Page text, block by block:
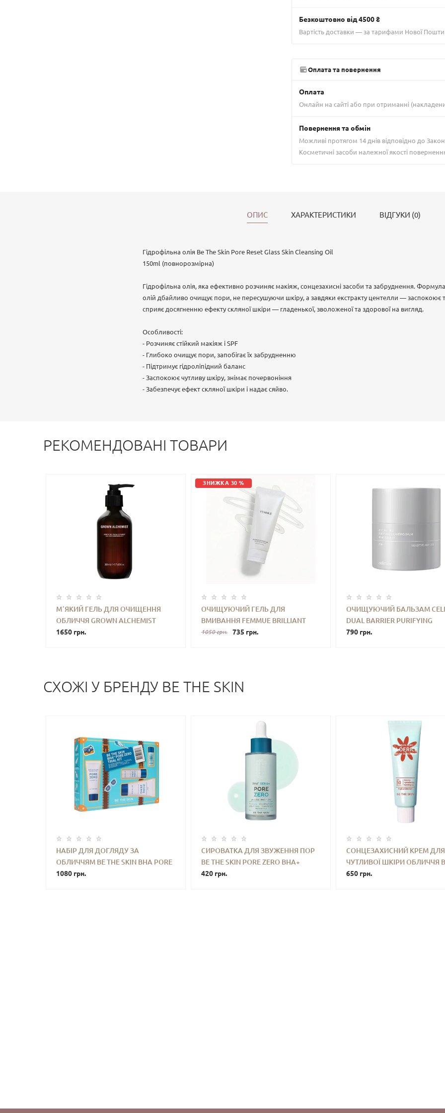
Безкоштовно від 4500 ₴
Вартість доставки — за тарифами Нової Пошти
Оплата та повернення
Оплата
Онлайн на сайті або при отриманні
Повернення та обмін
Можливі протягом 14 днів відповідно до
Косметичні засоби належної якості
ОПИС ХАРАКТЕРИСТИКИ ВІДГУКИ (0)
Гідрофільна олія Be The Skin Pore Reset Glass Skin Cleansing Oil
150ml (повнорозмірна)
Гідрофільна олія, яка ефективно розчиняє макіяж, сонцезахисні засоби та забруднення.
олій дбайливо очищує пори, не пересушуючи шкіру, а завдяки екстракту центелли — заспокоює
сприяє досягненню ефекту скляної шкіри — гладенької, зволоженої та здорової на вигляд.
Особливості:
- Розчиняє стійкий макіяж і SPF
- Глибоко очищує пори, запобігає їх забрудненню
- Підтримує гідроліпідний баланс
- Заспокоює чутливу шкіру, знімає почервоніння
- Забезпечує ефект скляної шкіри і надає сяйво.
РЕКОМЕНДОВАНІ ТОВАРИ
МʼЯКИЙ ГЕЛЬ ДЛЯ ОЧИЩЕННЯ
ОБЛИЧЧЯ GROWN ALCHEMIST
GENTLE GEL FACIAL CLEANSER 200
1650 грн.
ЗНИЖКА 30 %
ОЧИЩУЮЧИЙ ГЕЛЬ ДЛЯ
ВМИВАННЯ FEMMUE BRILLIANT
CLEASING GEL GENTLE FACIAL
1050 грн. 735 грн.
ОЧИЩУЮЧИЙ БАЛЬЗАМ
DUAL BARRIER PURIFYING
CLEANSING BALM 50 ML
790 грн.
СХОЖI У БРЕНДУ BE THE SKIN
НАБІР ДЛЯ ДОГЛЯДУ ЗА
ОБЛИЧЧЯМ BE THE SKIN BHA PORE
ZERO TRIAL KIT
1080 грн.
СИРОВАТКА ДЛЯ ЗВУЖЕННЯ ПОР
BE THE SKIN PORE ZERO BHA+
SERUM 30 ML
420 грн.
СОНЦЕЗАХИСНИЙ КРЕМ ДЛЯ
ЧУТЛИВОЇ ШКІРИ ОБЛИЧЧЯ
SKIN SEBUM ZERO ALOERICE
650 грн.